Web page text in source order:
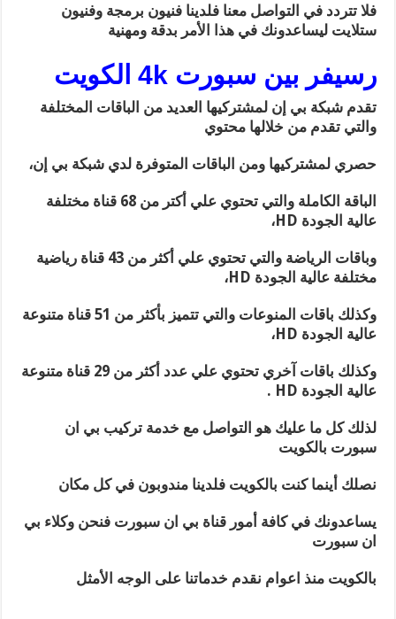
فلا تتردد في التواصل معنا فلدينا فنيون برمجة وفنيون
ستلايت ليساعدونك في هذا الأمر بدقة ومهنية
رسيفر بين سبورت 4k الكويت
تقدم شبكة بي إن لمشتركيها العديد من الباقات المختلفة
والتي تقدم من خلالها محتوي
حصري لمشتركيها ومن الباقات المتوفرة لدي شبكة بي إن،
الباقة الكاملة والتي تحتوي علي أكتر من 68 قناة مختلفة
عالية الجودة HD،
وباقات الرياضة والتي تحتوي علي أكثر من 43 قناة رياضية
مختلفة عالية الجودة HD،
وكذلك باقات المنوعات والتي تتميز بأكثر من 51 قناة متنوعة
عالية الجودة HD،
وكذلك باقات آخري تحتوي علي عدد أكثر من 29 قناة متنوعة
عالية الجودة HD .
لذلك كل ما عليك هو التواصل مع خدمة تركيب بي ان
سبورت بالكويت
نصلك أينما كنت بالكويت فلدينا مندوبون في كل مكان
يساعدونك في كافة أمور قناة بي ان سبورت فنحن وكلاء بي
ان سبورت
بالكويت منذ اعوام نقدم خدماتنا على الوجه الأمثل